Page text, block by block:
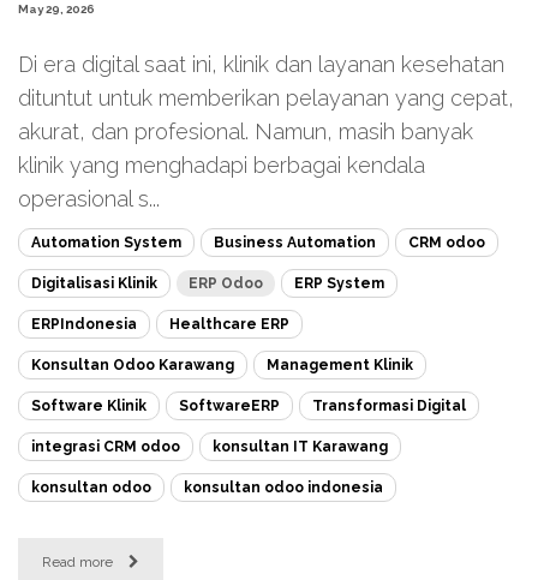
May 29, 2026
Di era digital saat ini, klinik dan layanan kesehatan
dituntut untuk memberikan pelayanan yang cepat,
akurat, dan profesional. Namun, masih banyak
klinik yang menghadapi berbagai kendala
operasional s...
Automation System Business Automation CRM odoo
Digitalisasi Klinik ERP Odoo ERP System
ERPIndonesia Healthcare ERP
Konsultan Odoo Karawang Management Klinik
Software Klinik SoftwareERP Transformasi Digital
integrasi CRM odoo konsultan IT Karawang
konsultan odoo konsultan odoo indonesia
Read more